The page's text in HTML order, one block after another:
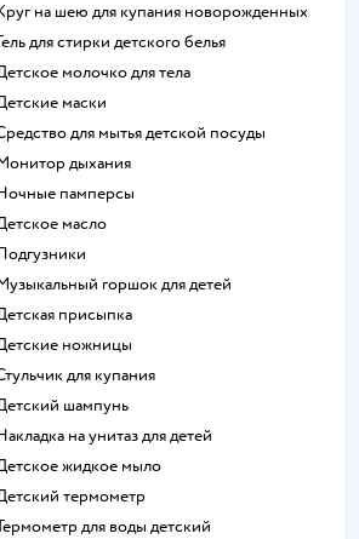
круг на шею для купания новорожденных
гель для стирки детского белья
детское молочко для тела
детские маски
средство для мытья детской посуды
монитор дыхания
ночные памперсы
детское масло
подгузники
музыкальный горшок для детей
детская присыпка
детские ножницы
стульчик для купания
детский шампунь
накладка на унитаз для детей
детское жидкое мыло
детский термометр
термометр для воды детский